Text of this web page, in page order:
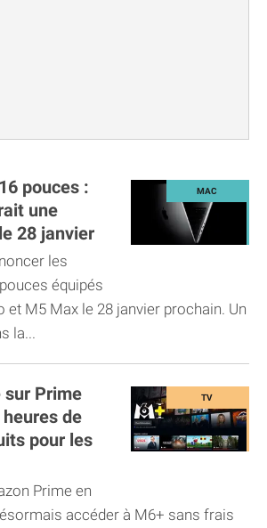
pouces :
une
28 janvier
les
équipés
et M5 Max le 28 janvier prochain. Un
la...
sur Prime
de
pour les
Prime en
accéder à M6+ sans frais